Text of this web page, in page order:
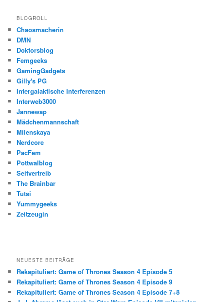
BLOGROLL
Chaosmacherin
DMN
Doktorsblog
Femgeeks
GamingGadgets
Gilly's PG
Intergalaktische Interferenzen
Interweb3000
Jannewap
Mädchenmannschaft
Milenskaya
Nerdcore
PacFem
Pottwalblog
Seitvertreib
The Brainbar
Tutsi
Yummygeeks
Zeitzeugin
NEUESTE BEITRÄGE
Rekapituliert: Game of Thrones Season 4 Episode 5
Rekapituliert: Game of Thrones Season 4 Episode 9
Rekapituliert: Game of Thrones Season 4 Episode 7+8